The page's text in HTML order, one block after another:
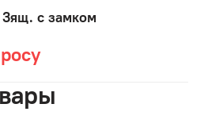
3ящ. с замком